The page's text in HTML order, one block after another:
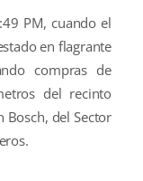
PM, cuando el
en flagrante
compras de
del recinto
Bosch, del Sector